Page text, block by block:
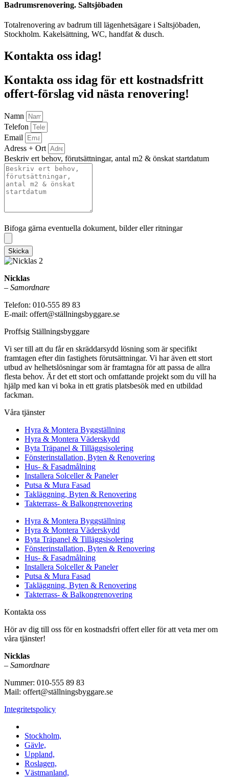
Badrumsrenovering. Saltsjöbaden
Totalrenovering av badrum till lägenhetsägare i Saltsjöbaden,
Stockholm. Kakelsättning, WC, handfat & dusch.
Kontakta oss idag!
Kontakta oss idag för ett kostnadsfritt
offert-förslag vid nästa renovering!
Namn
Telefon
Email
Adress + Ort
Beskriv ert behov, förutsättningar, antal m2 & önskat startdatum
Bifoga gärna eventuella dokument, bilder eller ritningar
Skicka
Nicklas
– Samordnare
Telefon: 010-555 89 83
E-mail: offert@ställningsbyggare.se
Proffsig Ställningsbyggare
Vi ser till att du får en skräddarsydd lösning som är specifikt
framtagen efter din fastighets förutsättningar. Vi har även ett stort
utbud av helhetslösningar som är framtagna för att passa de allra
flesta behov. Är det ett stort och omfattande projekt som du vill ha
hjälp med kan vi boka in ett gratis platsbesök med en utbildad
fackman.
Våra tjänster
Hyra & Montera Byggställning
Hyra & Montera Väderskydd
Byta Träpanel & Tilläggsisolering
Fönsterinstallation, Byten & Renovering
Hus- & Fasadmålning
Installera Solceller & Paneler
Putsa & Mura Fasad
Takläggning, Byten & Renovering
Takterrass- & Balkongrenovering
Hyra & Montera Byggställning
Hyra & Montera Väderskydd
Byta Träpanel & Tilläggsisolering
Fönsterinstallation, Byten & Renovering
Hus- & Fasadmålning
Installera Solceller & Paneler
Putsa & Mura Fasad
Takläggning, Byten & Renovering
Takterrass- & Balkongrenovering
Kontakta oss
Hör av dig till oss för en kostnadsfri offert eller för att veta mer om
våra tjänster!
Nicklas
– Samordnare
Nummer: 010-555 89 83
Mail: offert@ställningsbyggare.se
Integritetspolicy
Stockholm,
Gävle,
Uppland,
Roslagen,
Västmanland,